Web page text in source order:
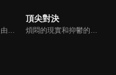
《天才答不答》是由吳宗憲和吳怡霈共同主持的益智節目。節目設立高額的獎金來考驗藝人們真實的人性，同時將題目立體化，讓你身歷其境去冒險答題。更有哪些出乎意料的處罰，讓藝人羞愧的不想再答錯！一個最接近「人性」與「真實」的益智節目，現在就讓吳宗憲帶你輕鬆玩轉知識。
頂尖對決
煩悶的現實和抑鬱的社會，你需要的就是笑、大聲笑、開口笑，《頂尖對決》就要你笑到落ㄟ骸，最具綜藝實力的庹宗康，和喜感十足的納豆各自領軍對抗，藝人搞笑pk笑果十足，《頂尖對決》讓你忘掉一週煩惱！